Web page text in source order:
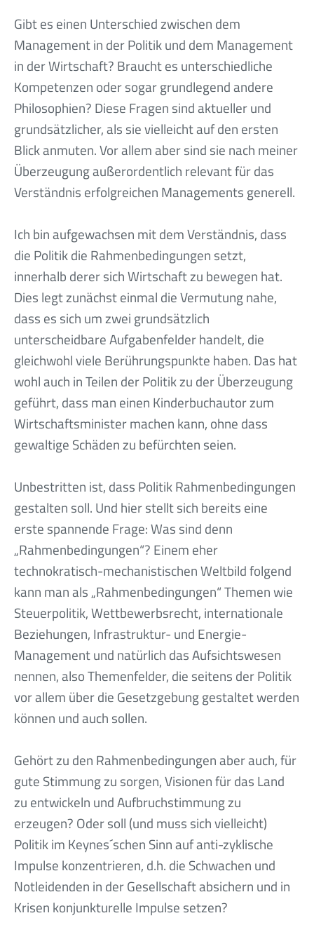
Gibt es einen Unterschied zwischen dem
Management in der Politik und dem Management
in der Wirtschaft? Braucht es unterschiedliche
Kompetenzen oder sogar grundlegend andere
Philosophien? Diese Fragen sind aktueller und
grundsätzlicher, als sie vielleicht auf den ersten
Blick anmuten. Vor allem aber sind sie nach meiner
Überzeugung außerordentlich relevant für das
Verständnis erfolgreichen Managements generell.
Ich bin aufgewachsen mit dem Verständnis, dass
die Politik die Rahmenbedingungen setzt,
innerhalb derer sich Wirtschaft zu bewegen hat.
Dies legt zunächst einmal die Vermutung nahe,
dass es sich um zwei grundsätzlich
unterscheidbare Aufgabenfelder handelt, die
gleichwohl viele Berührungspunkte haben. Das hat
wohl auch in Teilen der Politik zu der Überzeugung
geführt, dass man einen Kinderbuchautor zum
Wirtschaftsminister machen kann, ohne dass
gewaltige Schäden zu befürchten seien.
Unbestritten ist, dass Politik Rahmenbedingungen
gestalten soll. Und hier stellt sich bereits eine
erste spannende Frage: Was sind denn
„Rahmenbedingungen“? Einem eher
technokratisch-mechanistischen Weltbild folgend
kann man als „Rahmenbedingungen“ Themen wie
Steuerpolitik, Wettbewerbsrecht, internationale
Beziehungen, Infrastruktur- und Energie-
Management und natürlich das Aufsichtswesen
nennen, also Themenfelder, die seitens der Politik
vor allem über die Gesetzgebung gestaltet werden
können und auch sollen.
Gehört zu den Rahmenbedingungen aber auch, für
gute Stimmung zu sorgen, Visionen für das Land
zu entwickeln und Aufbruchstimmung zu
erzeugen? Oder soll (und muss sich vielleicht)
Politik im Keynes´schen Sinn auf anti-zyklische
Impulse konzentrieren, d.h. die Schwachen und
Notleidenden in der Gesellschaft absichern und in
Krisen konjunkturelle Impulse setzen?